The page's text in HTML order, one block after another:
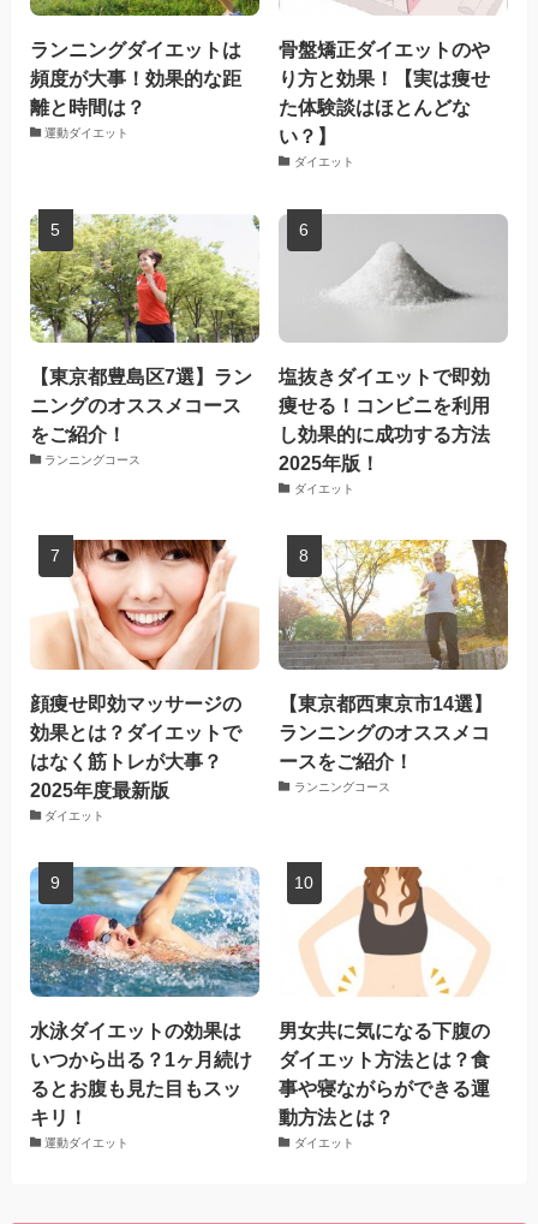
ランニングダイエットは
頻度が大事！効果的な距
離と時間は？
運動ダイエット
骨盤矯正ダイエットのや
り方と効果！【実は痩せ
た体験談はほとんどな
い？】
ダイエット
【東京都豊島区7選】ラン
ニングのオススメコース
をご紹介！
ランニングコース
塩抜きダイエットで即効
痩せる！コンビニを利用
し効果的に成功する方法
2025年版！
ダイエット
顔痩せ即効マッサージの
効果とは？ダイエットで
はなく筋トレが大事？
2025年度最新版
ダイエット
【東京都西東京市14選】
ランニングのオススメコ
ースをご紹介！
ランニングコース
水泳ダイエットの効果は
いつから出る？1ヶ月続け
るとお腹も見た目もスッ
キリ！
運動ダイエット
男女共に気になる下腹の
ダイエット方法とは？食
事や寝ながらができる運
動方法とは？
ダイエット